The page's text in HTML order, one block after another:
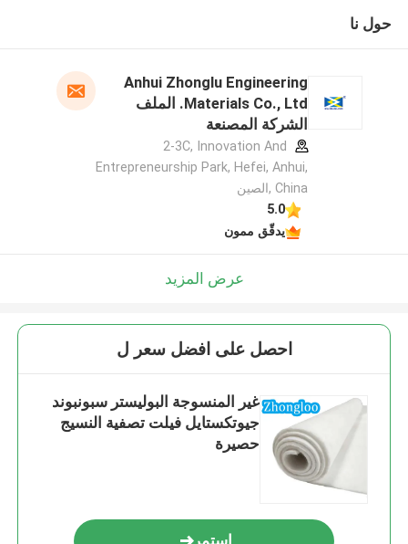
حول نا
Anhui Zhonglu Engineering
Materials Co., Ltd. الملف
الشركة المصنعة
2-3C, Innovation And
Entrepreneurship Park, Hefei, Anhui,
China ,الصين
5.0
يدقّق ممون
عرض المزيد
احصل على افضل سعر ل
غير المنسوجة البوليستر سبونبوند
جيوتكستايل فيلت تصفية النسيج
حصيرة